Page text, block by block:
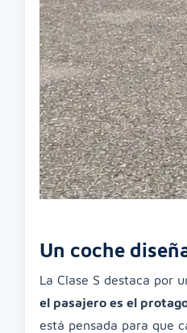
Un coche
La Clase S destaca por
el pasajero es el
está pensada para que